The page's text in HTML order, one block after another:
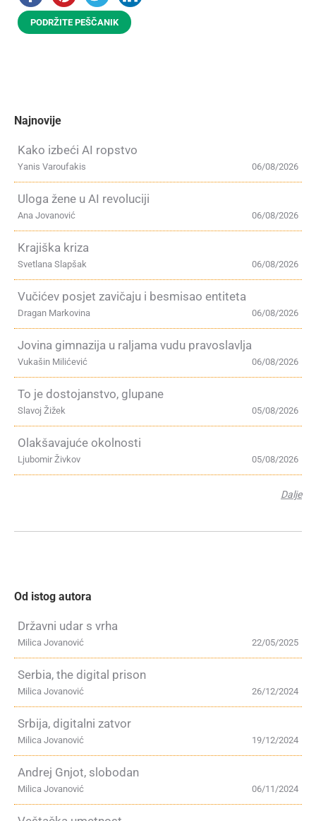
PODRŽITE PEŠČANIK
Najnovije
Kako izbeći AI ropstvo
06/08/2026
Yanis Varoufakis
Uloga žene u AI revoluciji
06/08/2026
Ana Jovanović
Krajiška kriza
06/08/2026
Svetlana Slapšak
Vučićev posjet zavičaju i besmisao entiteta
06/08/2026
Dragan Markovina
Jovina gimnazija u raljama vudu pravoslavlja
06/08/2026
Vukašin Milićević
To je dostojanstvo, glupane
05/08/2026
Slavoj Žižek
Olakšavajuće okolnosti
05/08/2026
Ljubomir Živkov
Dalje
Od istog autora
Državni udar s vrha
22/05/2025
Milica Jovanović
Serbia, the digital prison
26/12/2024
Milica Jovanović
Srbija, digitalni zatvor
19/12/2024
Milica Jovanović
Andrej Gnjot, slobodan
06/11/2024
Milica Jovanović